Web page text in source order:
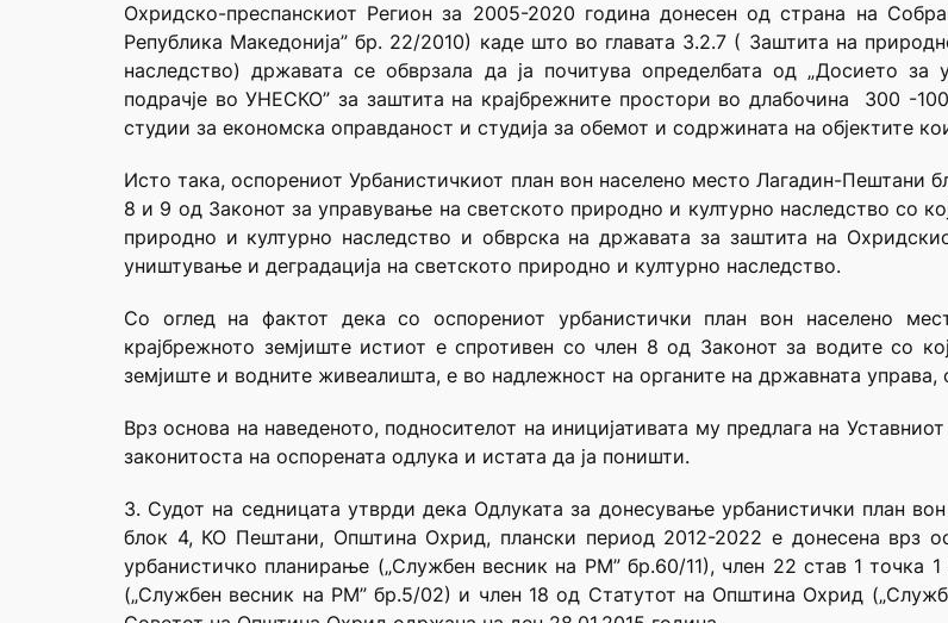
Охридско-преспанскиот Регион за 2005-2020 година донесен од страна на
Република Македонија” бр. 22/2010) каде што во главата 3.2.7 ( Заштита на
наследство) државата се обврзала да ја почитува определбата од „Досието
подрачје во УНЕСКО” за заштита на крајбрежните простори во длабочина 300 -
студии за економска оправданост и студија за обемот и содржината на објектите
Исто така, оспорениот Урбанистичкиот план вон населено место Лагадин-Пештани
8 и 9 од Законот за управување на светското природно и културно наследство со
природно и културно наследство и обврска на државата за заштита на
уништување и деградација на светското природно и културно наследство.
Со оглед на фактот дека со оспорениот урбанистички план вон населено
крајбрежното земјиште истиот е спротивен со член 8 од Законот за водите со
земјиште и водните живеалишта, е во надлежност на органите на државната управа,
Врз основа на наведеното, подносителот на иницијативата му предлага на
законитоста на оспорената одлука и истата да ја поништи.
3. Судот на седницата утврди дека Одлуката за донесување урбанистички план
блок 4, КО Пештани, Општина Охрид, плански период 2012-2022 е донесена врз
урбанистичко планирање („Службен весник на РМ” бр.60/11), член 22 став 1 точка
(„Службен весник на РМ” бр.5/02) и член 18 од Статутот на Oпштина Охрид